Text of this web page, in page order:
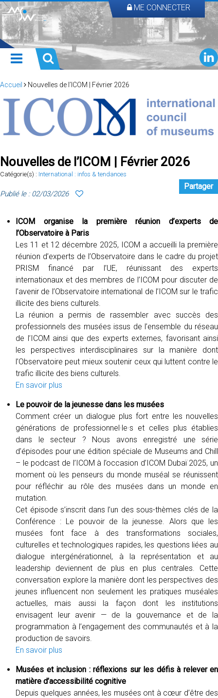
ME CONNECTER
Accueil Nouvelles de l’ICOM | Février 2026
Nouvelles de l’ICOM | Février 2026
Catégorie(s) : International : infos & tendances
Publié le : 02/03/2026
Partager
ICOM organise la première réunion d’experts de
l’Observatoire à Paris
Les 11 et 12 décembre 2025, ICOM a accueilli la première
réunion d’experts de l’Observatoire dans le cadre du projet
PRISM financé par l’UE, réunissant des experts
internationaux et des membres de l’ICOM pour discuter de
l’avenir de l’Observatoire international de l’ICOM sur le trafic
illicite des biens culturels.
La réunion a permis de rassembler avec succès des
professionnels des musées issus de l’ensemble du réseau
de l’ICOM ainsi que des experts externes, favorisant ainsi
les perspectives interdisciplinaires sur la manière dont
l’Observatoire peut mieux soutenir ceux qui luttent contre le
trafic illicite des biens culturels.
En savoir plus
Le pouvoir de la jeunesse dans les musées
Comment créer un dialogue plus fort entre les nouvelles
générations de professionnel·le·s et celles plus établies
dans le secteur ? Nous avons enregistré une série
d’épisodes pour une édition spéciale de Museums and Chill
– le podcast de l’ICOM à l’occasion d’ICOM Dubaï 2025, un
moment où les penseurs du monde muséal se réunissent
pour réfléchir au rôle des musées dans un monde en
mutation.
Cet épisode s’inscrit dans l’un des sous-thèmes clés de la
Conférence : Le pouvoir de la jeunesse. Alors que les
musées font face à des transformations sociales,
culturelles et technologiques rapides, les questions liées au
dialogue intergénérationnel, à la représentation et au
leadership deviennent de plus en plus centrales. Cette
conversation explore la manière dont les perspectives des
jeunes influencent non seulement les pratiques muséales
actuelles, mais aussi la façon dont les institutions
envisagent leur avenir — de la gouvernance et de la
programmation à l’engagement des communautés et à la
production de savoirs.
En savoir plus
Musées et inclusion : réflexions sur les défis à relever en
matière d’accessibilité cognitive
Depuis quelques années, les musées ont à cœur d’être des